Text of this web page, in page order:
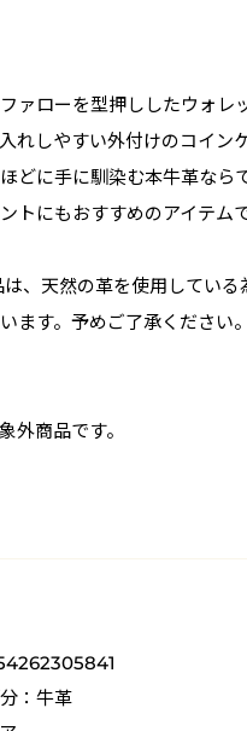
ァローを型押ししたウォレ
れしやすい外付けのコイン
どに手に馴染む本牛革なら
トにもおすすめのアイテムで
、天然の革を使用している
ます。予めご了承ください。
外商品です。
：牛革